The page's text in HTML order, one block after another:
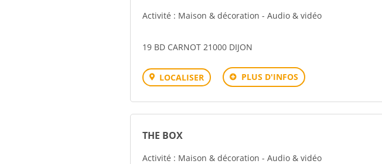
Activité : Maison & décoration - Audio & vidéo
19 BD CARNOT 21000 DIJON
LOCALISER PLUS D'INFOS
THE BOX
Activité : Maison & décoration - Audio & vidéo